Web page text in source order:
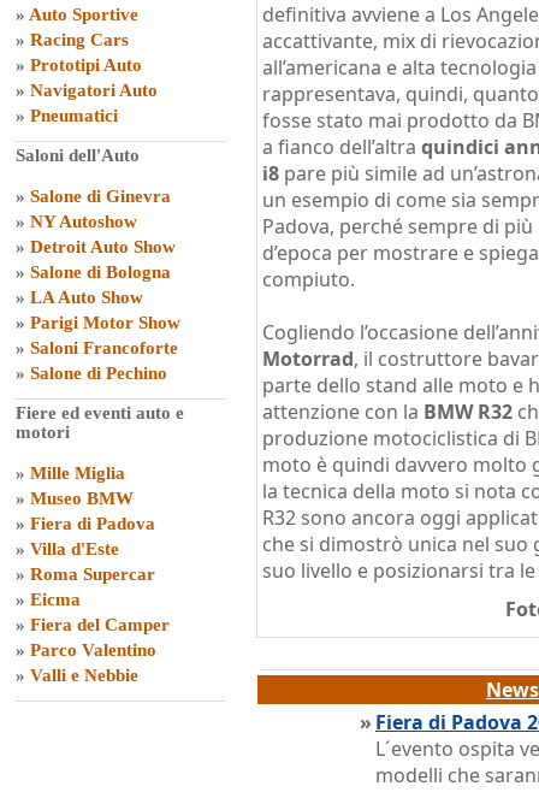
» Auto Sportive
» Racing Cars
» Prototipi Auto
» Navigatori Auto
» Pneumatici
Saloni dell'Auto
» Salone di Ginevra
» NY Autoshow
» Detroit Auto Show
» Salone di Bologna
» LA Auto Show
» Parigi Motor Show
» Saloni Francoforte
» Salone di Pechino
Fiere ed eventi auto e
motori
» Mille Miglia
» Museo BMW
» Fiera di Padova
» Villa d'Este
» Roma Supercar
» Eicma
» Fiera del Camper
» Parco Valentino
» Valli e Nebbie
definitiva avviene a Los
accattivante, mix di
all’americana e alta
rappresentava, quindi,
fosse stato mai prodotto da
a fianco dell’altra quindici
i8 pare più simile ad
un esempio di come sia
Padova, perché sempre di
d’epoca per mostrare e
compiuto.
Cogliendo l’occasione
Motorrad, il costruttore
parte dello stand alle moto e
attenzione con la BMW R32
produzione motociclistica di
moto è quindi davvero molto
la tecnica della moto si nota
R32 sono ancora oggi
che si dimostrò unica nel
suo livello e posizionarsi tra
» Fiera di Padova
L´evento ospita
modelli che